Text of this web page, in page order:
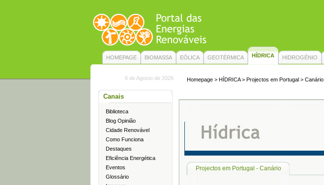
HOMEPAGE BIOMASSA EÓLICA GEOTÉRMICA HÍDRICA HIDROGÉNIO
6 de Agosto de 2026
Canais
Biblioteca
Blog Opinião
Cidade Renovável
Como Funciona
Destaques
Eficiência Energética
Eventos
Glossário
Homepage > HÍDRICA> Projectos em Portugal > Canário
Projectos em Portugal - Canário